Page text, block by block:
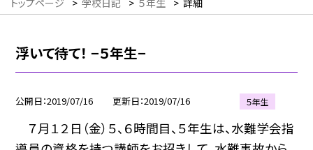
トップページ > 学校日記 > ５年生 > 詳細
浮いて待て！ −５年生−
公開日 2019/07/16 更新日 2019/07/16 ５年生
７月１２日（金）５、６時間目、５年生は、水難学会指